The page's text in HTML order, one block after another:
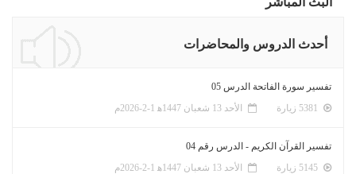
أحدث الدروس والمحاضرات
تفسير سورة الفاتحة الدرس 05
الأحد 13 شعبان 1447ﻫ 1-2-2026م
تفسير القرآن الكريم - الدرس رقم 04
الأحد 13 شعبان 1447ﻫ 1-2-2026م